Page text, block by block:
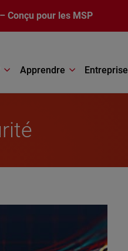
– Conçu pour les MSP
Apprendre Entreprise